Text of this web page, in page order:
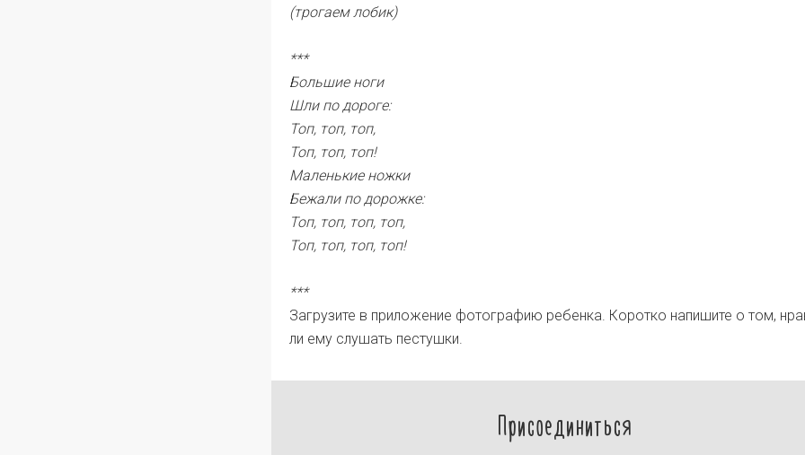
(трогаем лобик)
***
Большие ноги
Шли по дороге:
Топ, топ, топ,
Топ, топ, топ!
Маленькие ножки
Бежали по дорожке:
Топ, топ, топ, топ,
Топ, топ, топ, топ!
***
Загрузите в приложение фотографию ребенка. Коротко напишите о том,
ли ему слушать пестушки.
Присоединиться